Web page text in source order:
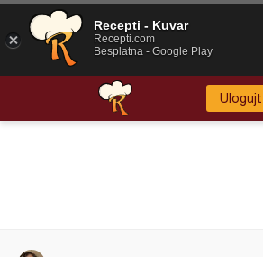
Recepti - Kuvar
Recepti.com
Besplatna - Google Play